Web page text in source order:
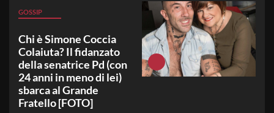
GOSSIP
Chi è Simone Coccia
Colaiuta? Il fidanzato
della senatrice Pd (con
24 anni in meno di lei)
sbarca al Grande
Fratello [FOTO]